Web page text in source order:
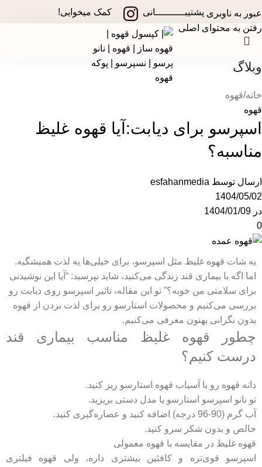
عبور به ناوبری
رفتن به محتوای اصلی
در جشنواره های تخفیفی استارسو ، قهوه ساز همراه هدیه ببر!
پشتیبــــــــــانی کمک میخوایی!
وبلاگ
خانه قهوه
قهوه
اسپرسو برای دیابت:آیا قهوه غلیظ
مناسبه؟
ارسال توسط esfahanmedia
1404/05/02
در 1404/01/09
0
یه شات قهوه غلیظ مثل اسپرسو، برای خیلی‌ها یه لذت همیشگیه.
اما اگه با بیماری قند زندگی می‌کنید، شاید بپرسید: “آیا این نوشیدنی
برای سلامتی من خوبه؟” تو این مقاله، تاثیر اسپرسو روی دیابت رو
بررسی می‌کنیم و محصولات استارسو رو برای لذت بردن از قهوه
بدون نگرانی بهتون معرفی می‌کنیم.
چطور قهوه غلیظ مناسب بیماری قند
درست کنیم؟
دانه قهوه رو با آسیاب قهوه استارسو ریز کنید.
تو نانو اسپرسو استارسو یا مدل دستی بریزید.
آب گرم (90-96 درجه) اضافه کنید و عصاره‌گیری کنید.
خالص و بدون شکر سرو کنید.
قهوه غلیظ در مقایسه با قهوه معمولی
اسپرسو قوی‌تره و کافئین بیشتری داره، ولی قهوه فیلتری